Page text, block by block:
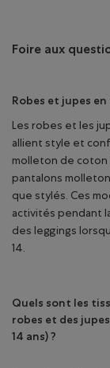
Foire aux
Robes et jupes
Les robes et les
allient style et
molleton de coton
pantalons
que stylés. Ces
activités pendant
des leggings
14.
Quels sont les
robes et des
14 ans) ?